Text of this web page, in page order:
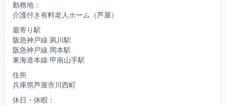
勤務地：
介護付き有料老人ホーム（芦屋）
最寄り駅
阪急神戸線 夙川駅
阪急神戸線 岡本駅
東海道本線 甲南山手駅
住所
兵庫県芦屋市川西町
休日・休暇：